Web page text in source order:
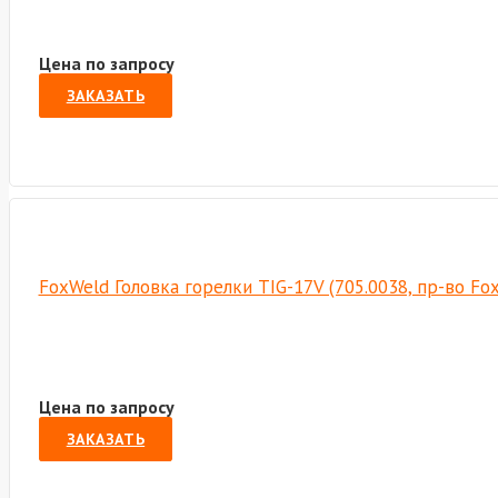
Цена по запросу
ЗАКАЗАТЬ
FoxWeld Головка горелки TIG-17V (705.0038, пр-во
Цена по запросу
ЗАКАЗАТЬ